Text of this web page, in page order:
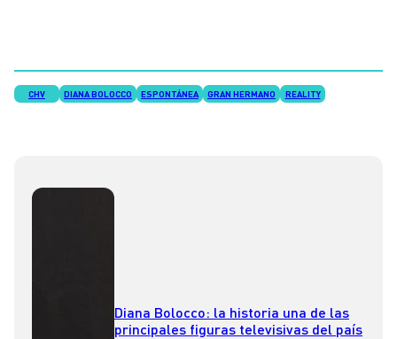
CHV DIANA BOLOCCO ESPONTÁNEA GRAN HERMANO REALITY
Diana Bolocco: la historia una de las
principales figuras televisivas del país